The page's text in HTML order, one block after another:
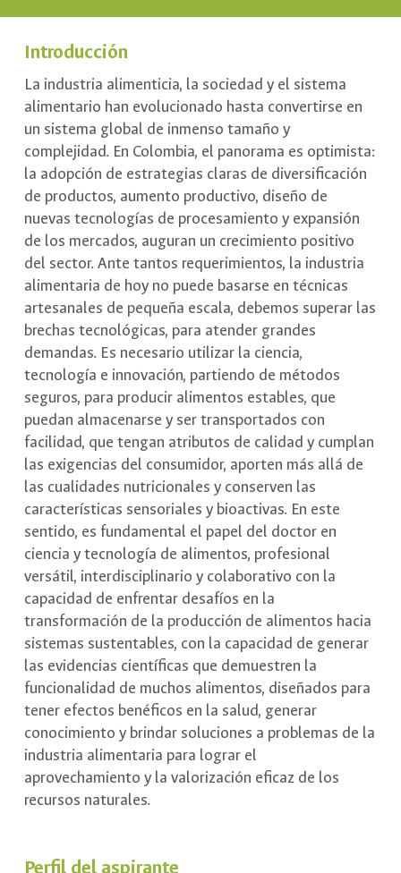
Introducción
La industria alimenticia, la sociedad y el sistema
alimentario han evolucionado hasta convertirse en
un sistema global de inmenso tamaño y
complejidad. En Colombia, el panorama es optimista:
la adopción de estrategias claras de diversificación
de productos, aumento productivo, diseño de
nuevas tecnologías de procesamiento y expansión
de los mercados, auguran un crecimiento positivo
del sector. Ante tantos requerimientos, la industria
alimentaria de hoy no puede basarse en técnicas
artesanales de pequeña escala, debemos superar las
brechas tecnológicas, para atender grandes
demandas. Es necesario utilizar la ciencia,
tecnología e innovación, partiendo de métodos
seguros, para producir alimentos estables, que
puedan almacenarse y ser transportados con
facilidad, que tengan atributos de calidad y cumplan
las exigencias del consumidor, aporten más allá de
las cualidades nutricionales y conserven las
características sensoriales y bioactivas. En este
sentido, es fundamental el papel del doctor en
ciencia y tecnología de alimentos, profesional
versátil, interdisciplinario y colaborativo con la
capacidad de enfrentar desafíos en la
transformación de la producción de alimentos hacia
sistemas sustentables, con la capacidad de generar
las evidencias científicas que demuestren la
funcionalidad de muchos alimentos, diseñados para
tener efectos benéficos en la salud, generar
conocimiento y brindar soluciones a problemas de la
industria alimentaria para lograr el
aprovechamiento y la valorización eficaz de los
recursos naturales.
Perfil del aspirante